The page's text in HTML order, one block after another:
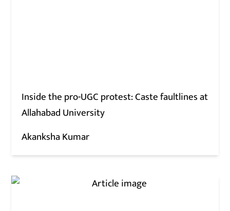
Inside the pro-UGC protest: Caste faultlines at
Allahabad University
Akanksha Kumar